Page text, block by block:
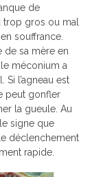
de
trop gros ou mal
souffrance.
de sa mère en
le méconium a
l’agneau est
peut gonfler
la gueule. Au
signe que
le déclenchement
rapide.